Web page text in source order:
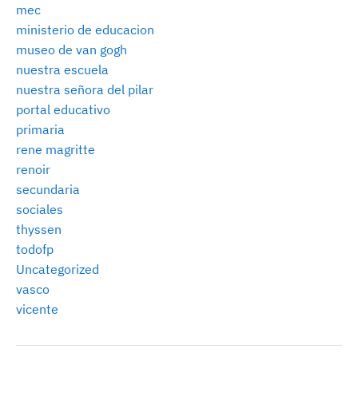
mec
ministerio de educacion
museo de van gogh
nuestra escuela
nuestra señora del pilar
portal educativo
primaria
rene magritte
renoir
secundaria
sociales
thyssen
todofp
Uncategorized
vasco
vicente